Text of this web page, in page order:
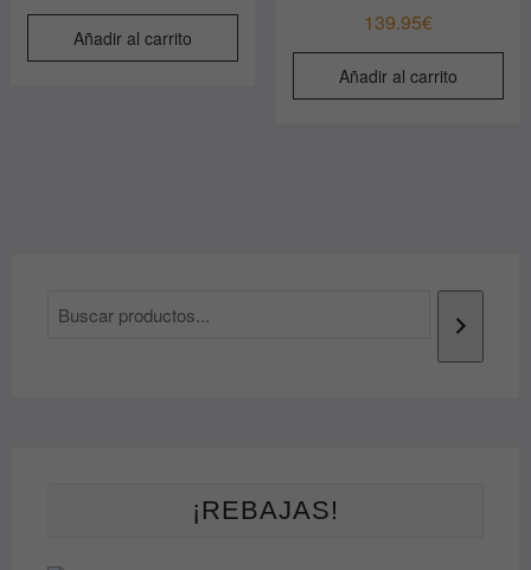
Añadir al carrito
139.95€
Añadir al carrito
¡REBAJAS!